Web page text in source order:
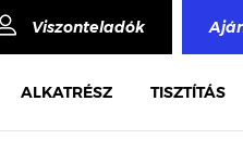
Viszonteladók
ALKATRÉSZ TISZTÍTÁS